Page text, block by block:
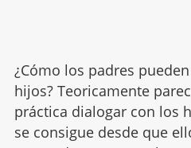
¿Cómo los padres pueden
hijos? Teoricamente
práctica dialogar con los
se consigue desde que